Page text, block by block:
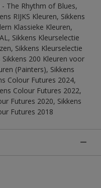
- The Rhythm of Blues,
RIJKS Kleuren, Sikkens
Klassieke Kleuren,
Sikkens Kleurselectie
Sikkens Kleurselectie
200 Kleuren voor
(Painters), Sikkens
Colour Futures 2024,
Colour Futures 2022,
Futures 2020, Sikkens
Futures 2018